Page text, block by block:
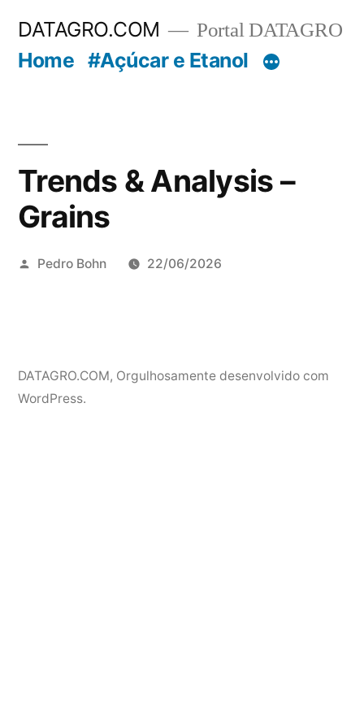
DATAGRO.COM Portal DATAGRO
Home #Açúcar e Etanol
Trends & Analysis –
Grains
Publicado
Pedro Bohn 22/06/2026
DATAGRO.COM, Orgulhosamente desenvolvido com
WordPress.